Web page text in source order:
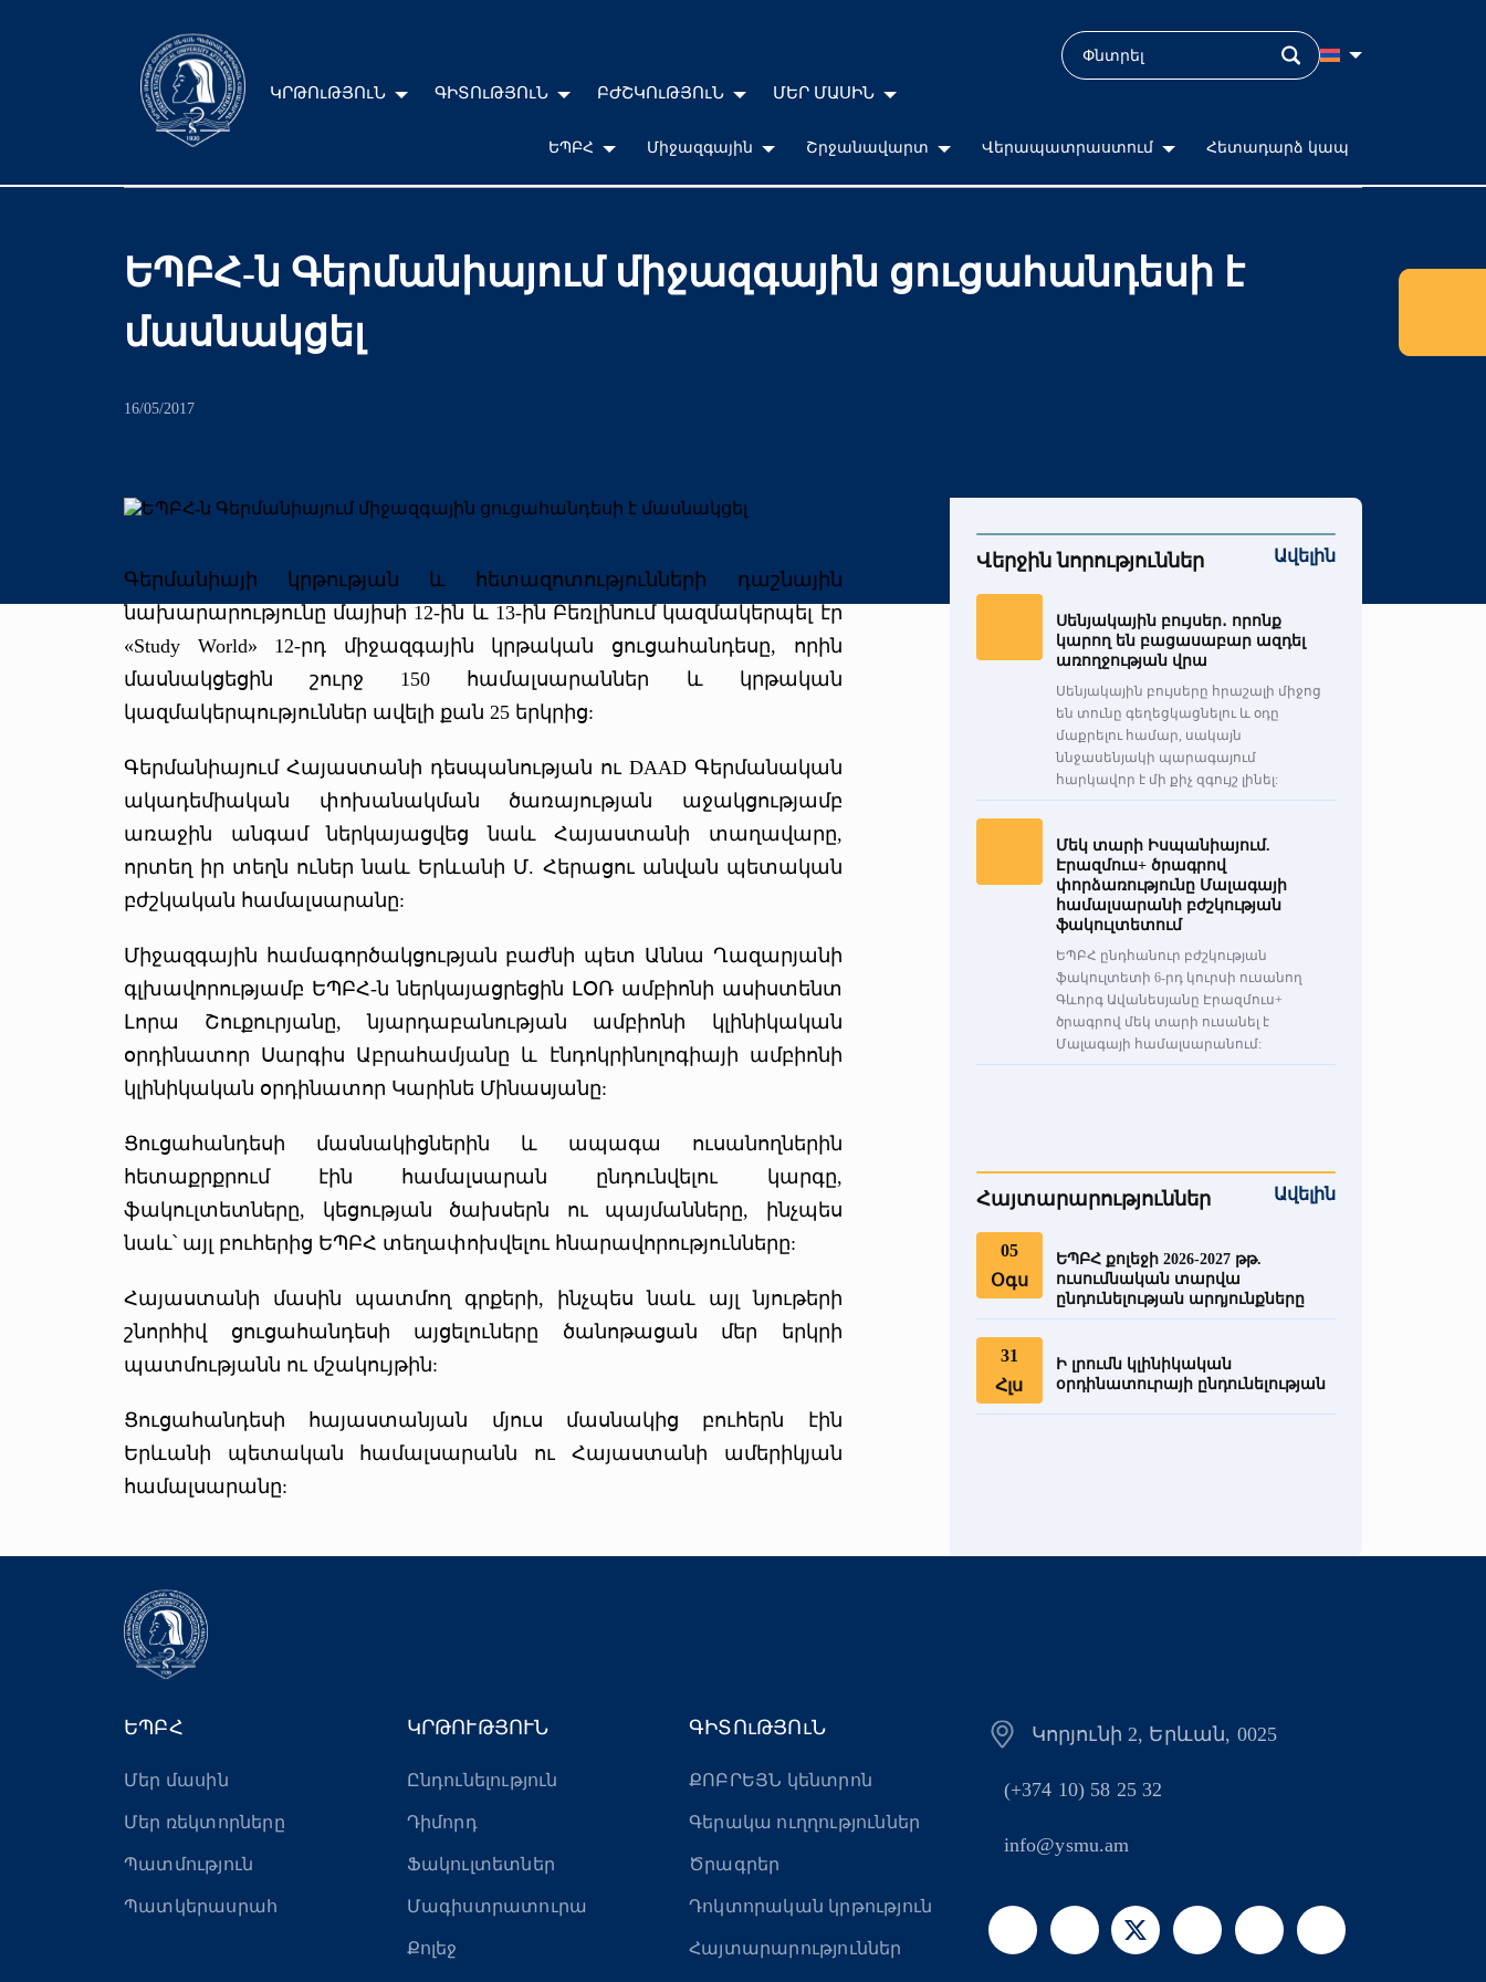
ԿՐԹՈւԹՅՈւՆ ԳԻՏՈւԹՅՈւՆ ԲԺՇԿՈւԹՅՈւՆ ՄԵՐ ՄԱՍԻՆ
ԵՊԲՀ Միջազգային Շրջանավարտ Վերապատրաստում Հետադարձ կապ
ԵՊԲՀ-ն Գերմանիայում միջազգային ցուցահանդեսի է
մասնակցել
16/05/2017
Գերմանիայի կրթության և հետազոտությունների դաշնային
նախարարությունը մայիսի 12-ին և 13-ին Բեռլինում կազմակերպել էր
«Study World» 12-րդ միջազգային կրթական ցուցահանդեսը, որին
մասնակցեցին շուրջ 150 համալսարաններ և կրթական
կազմակերպություններ ավելի քան 25 երկրից:
Գերմանիայում Հայաստանի դեսպանության ու DAAD Գերմանական
ակադեմիական փոխանակման ծառայության աջակցությամբ
առաջին անգամ ներկայացվեց նաև Հայաստանի տաղավարը,
որտեղ իր տեղն ուներ նաև Երևանի Մ. Հերացու անվան պետական
բժշկական համալսարանը:
Միջազգային համագործակցության բաժնի պետ Աննա Ղազարյանի
գլխավորությամբ ԵՊԲՀ-ն ներկայացրեցին ԼՕՌ ամբիոնի ասիստենտ
Լորա Շուքուրյանը, նյարդաբանության ամբիոնի կլինիկական
օրդինատոր Սարգիս Աբրահամյանը և էնդոկրինոլոգիայի ամբիոնի
կլինիկական օրդինատոր Կարինե Մինասյանը:
Ցուցահանդեսի մասնակիցներին և ապագա ուսանողներին
հետաքրքրում էին համալսարան ընդունվելու կարգը,
ֆակուլտետները, կեցության ծախսերն ու պայմանները, ինչպես
նաև՝ այլ բուհերից ԵՊԲՀ տեղափոխվելու հնարավորությունները:
Հայաստանի մասին պատմող գրքերի, ինչպես նաև այլ նյութերի
շնորհիվ ցուցահանդեսի այցելուները ծանոթացան մեր երկրի
պատմությանն ու մշակույթին:
Ցուցահանդեսի հայաստանյան մյուս մասնակից բուհերն էին
Երևանի պետական համալսարանն ու Հայաստանի ամերիկյան
համալսարանը:
Վերջին նորություններ Ավելին
Սենյակային բույսեր․ որոնք
կարող են բացասաբար ազդել
առողջության վրա
Սենյակային բույսերը հրաշալի միջոց
են տունը գեղեցկացնելու և օդը
մաքրելու համար, սակայն
ննջասենյակի պարագայում
հարկավոր է մի քիչ զգույշ լինել:
Մեկ տարի Իսպանիայում.
Էրազմուս+ ծրագրով
փորձառությունը Մալագայի
համալսարանի բժշկության
ֆակուլտետում
ԵՊԲՀ ընդհանուր բժշկության
ֆակուլտետի 6-րդ կուրսի ուսանող
Գևորգ Ավանեսյանը Էրազմուս+
ծրագրով մեկ տարի ուսանել է
Մալագայի համալսարանում:
Հայտարարություններ Ավելին
05
Օգս
ԵՊԲՀ քոլեջի 2026-2027 թթ.
ուսումնական տարվա
ընդունելության արդյունքները
31
Հլս
Ի լրումն կլինիկական
օրդինատուրայի ընդունելության
ԵՊԲՀ
Մեր մասին
Մեր ռեկտորները
Պատմություն
Պատկերասրահ
ԿՐԹՈՒԹՅՈՒՆ
Ընդունելություն
Դիմորդ
Ֆակուլտետներ
Մագիստրատուրա
Քոլեջ
ԳԻՏՈւԹՅՈւՆ
ՔՈԲՐԵՅՆ կենտրոն
Գերակա ուղղություններ
Ծրագրեր
Դոկտորական կրթություն
Հայտարարություններ
Կորյունի 2, Երևան, 0025
(+374 10) 58 25 32
info@ysmu.am